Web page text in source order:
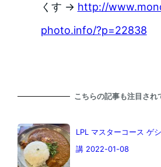
くす → http://
photo.info/?p=22838
こちらの記事も注目され
LPL マスターコース ゲ
講 2022-01-08